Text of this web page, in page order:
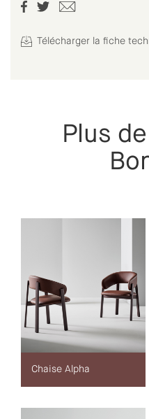
Télécharger la fiche
Plus
Chaise Alpha